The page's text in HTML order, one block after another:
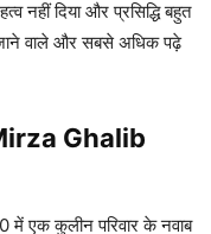
नहीं दिया और प्रसिद्धि बहुत
वाले और सबसे अधिक पढ़े
(Mirza Ghalib
में एक कुलीन परिवार के नवाब